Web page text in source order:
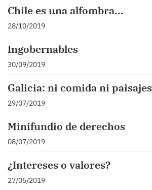
Chile es una alfombra...
28/10/2019
Ingobernables
30/09/2019
Galicia: ni comida ni paisajes
29/07/2019
Minifundio de derechos
08/07/2019
¿Intereses o valores?
27/05/2019